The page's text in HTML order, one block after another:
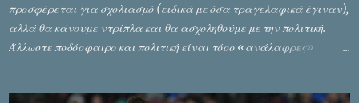
προσφέρεται για σχολιασμό (ειδικά με όσα τραγελαφικά έγιναν),
αλλά θα κάνουμε ντρίπλα και θα ασχοληθούμε με την πολιτική.
Άλλωστε ποδόσφαιρο και πολιτική είναι τόσο «ανάλαφρες»